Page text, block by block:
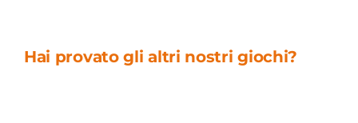
Hai provato gli altri nostri giochi?